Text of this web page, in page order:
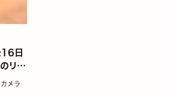
日
リア
メラ